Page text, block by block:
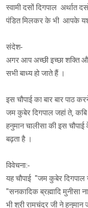
स्वामी दसों दिगपाल अर्थात
पंडित मिलकर के भी आपके यश
संदेश-
अगर आप अच्छी इच्छा शक्ति
सभी बाध्य हो जाते हैं ।
इस चौपाई का बार बार पाठ
जम कुबेर दिगपाल जहां ते,
हनुमान चालीसा की इस चौपाई
बढ़ता है ।
विवेचना:-
यह चौपाई "जम कुबेर
"सनकादिक ब्रह्मादि मुनीसा
भी श्री रामचंद्र जी ने